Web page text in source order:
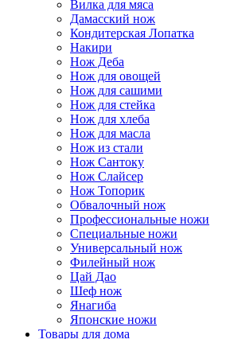
Вилка для мяса
Дамасский нож
Кондитерская Лопатка
Накири
Нож Деба
Нож для овощей
Нож для сашими
Нож для стейка
Нож для хлеба
Нож для масла
Нож из стали
Нож Сантоку
Нож Слайсер
Нож Топорик
Обвалочный нож
Профессиональные ножи
Специальные ножи
Универсальный нож
Филейный нож
Цай Дао
Шеф нож
Янагиба
Японские ножи
Товары для дома